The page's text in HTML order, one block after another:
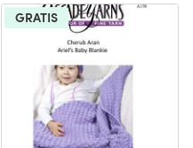
GRATIS